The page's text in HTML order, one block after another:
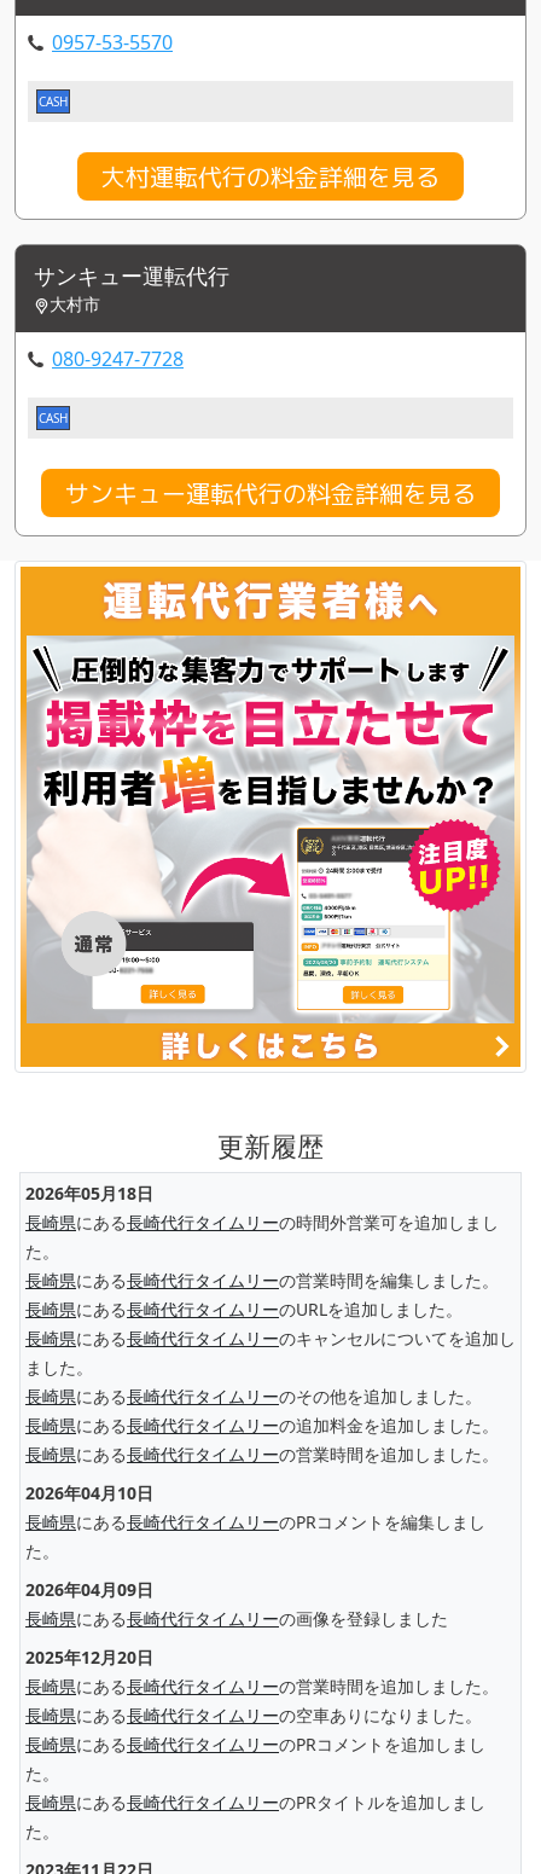
0957-53-5570
CASH
大村運転代行の料金詳細を見る
サンキュー運転代行
大村市
080-9247-7728
CASH
サンキュー運転代行の料金詳細を見る
更新履歴
2026年05月18日
長崎県にある長崎代行タイムリーの時間外営業可を追加しまし
た。
長崎県にある長崎代行タイムリーの営業時間を編集しました。
長崎県にある長崎代行タイムリーのURLを追加しました。
長崎県にある長崎代行タイムリーのキャンセルについてを追加し
ました。
長崎県にある長崎代行タイムリーのその他を追加しました。
長崎県にある長崎代行タイムリーの追加料金を追加しました。
長崎県にある長崎代行タイムリーの営業時間を追加しました。
2026年04月10日
長崎県にある長崎代行タイムリーのPRコメントを編集しまし
た。
2026年04月09日
長崎県にある長崎代行タイムリーの画像を登録しました
2025年12月20日
長崎県にある長崎代行タイムリーの営業時間を追加しました。
長崎県にある長崎代行タイムリーの空車ありになりました。
長崎県にある長崎代行タイムリーのPRコメントを追加しまし
た。
長崎県にある長崎代行タイムリーのPRタイトルを追加しまし
た。